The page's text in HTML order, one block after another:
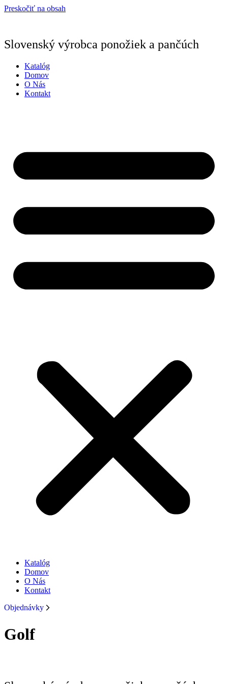
Preskočiť na obsah
Slovenský výrobca ponožiek a pančúch
Katalóg
Domov
O Nás
Kontakt
Katalóg
Domov
O Nás
Kontakt
Objednávky
Golf